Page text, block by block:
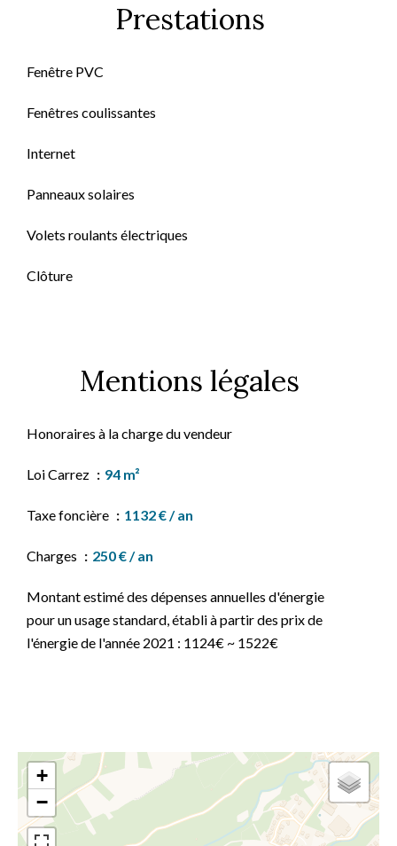
Prestations
Fenêtre PVC
Fenêtres coulissantes
Internet
Panneaux solaires
Volets roulants électriques
Clôture
Mentions légales
Honoraires à la charge du vendeur
Loi Carrez 94 m²
Taxe foncière 1132 € / an
Charges 250 € / an
Montant estimé des dépenses annuelles d'énergie
pour un usage standard, établi à partir des prix de
l'énergie de l'année 2021 : 1124€ ~ 1522€
+
−